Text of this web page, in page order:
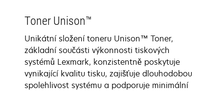
Toner Unison™
Unikátní složení toneru Unison™ Toner,
základní součásti výkonnosti tiskových
systémů Lexmark, konzistentně poskytuje
vynikající kvalitu tisku, zajišťuje dlouhodobou
spolehlivost systému a podporuje minimální